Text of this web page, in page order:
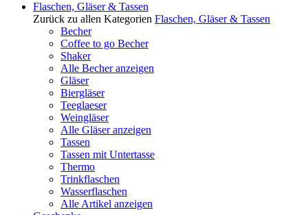
Flaschen, Gläser & Tassen
Zurück zu allen Kategorien Flaschen, Gläser & Tassen
Becher
Coffee to go Becher
Shaker
Alle Becher anzeigen
Gläser
Biergläser
Teeglaeser
Weingläser
Alle Gläser anzeigen
Tassen
Tassen mit Untertasse
Thermo
Trinkflaschen
Wasserflaschen
Alle Artikel anzeigen